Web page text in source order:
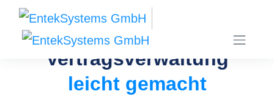
Vertragsverwaltung
leicht gemacht